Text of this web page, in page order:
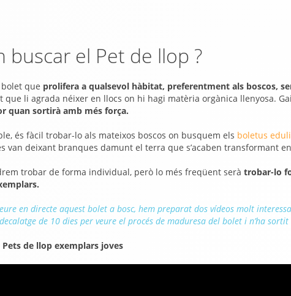
buscar el Pet de llop ?
que prolifera a qualsevol hàbitat, preferentment als boscos,
que li agrada néixer en llocs on hi hagi matèria orgànica llenyosa.
quan sortirà amb més força.
és fàcil trobar-lo als mateixos boscos on busquem els boletus
van deixant branques damunt el terra que s’acaben transformant
trobar de forma individual, però lo més freqüent serà trobar-lo
en directe aquest bolet a bosc, hem preparat dos vídeos molt
de 10 dies per veure el procés de maduresa del bolet i n’ha
de llop exemplars joves